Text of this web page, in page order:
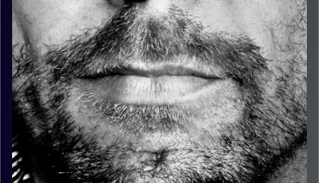
קרדיט תמונות: David Goehring